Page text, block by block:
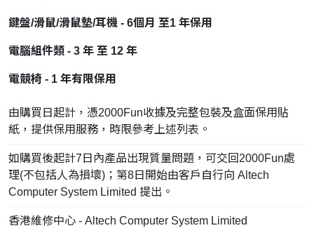
鍵盤/滑鼠/滑鼠墊/耳機 - 6個月 至1 年保用
電腦組件類 - 3 年 至 12 年
電競椅 - 1 年有限保用
由購買日起計，憑2000Fun收據及完整包裝及盒面保用貼
紙，提供保用服務，時限參考上述列表。
如購買後起計7日內產品出現質量問題，可交回2000Fun處
理(不包括人為損壞)；第8日開始由客戶自行向 Altech
Computer System Limited 提出。
香港維修中心 - Altech Computer System Limited